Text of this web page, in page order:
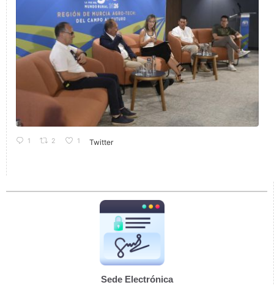
1 2 1 Twitter
Sede Electrónica